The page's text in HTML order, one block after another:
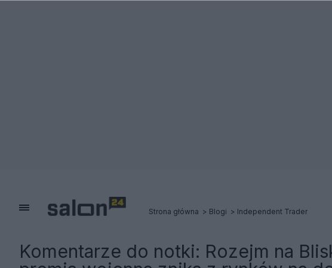
Strona główna Blogi Independent Trader
Komentarze do notki: Rozejm na